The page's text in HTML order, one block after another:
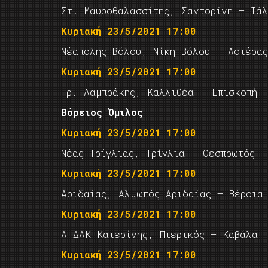
Στ. Μαυροθαλασσίτης, Σαντορίνη –
Κυριακή 23/5/2021 17:00
Νέαπολης Βόλου, Νίκη Βόλου –
Κυριακή 23/5/2021 17:00
Γρ. Λαμπράκης, Καλλιθέα – Επισκοπή
Βόρειος Όμιλος
Κυριακή 23/5/2021 17:00
Νέας Τρίγλιας, Τρίγλια – Θεσπρωτός
Κυριακή 23/5/2021 17:00
Αριδαίας, Αλμωπός Αριδαίας – Βέροια
Κυριακή 23/5/2021 17:00
Α ΔΑΚ Κατερίνης, Πιερικός – Καβάλα
Κυριακή 23/5/2021 17:00